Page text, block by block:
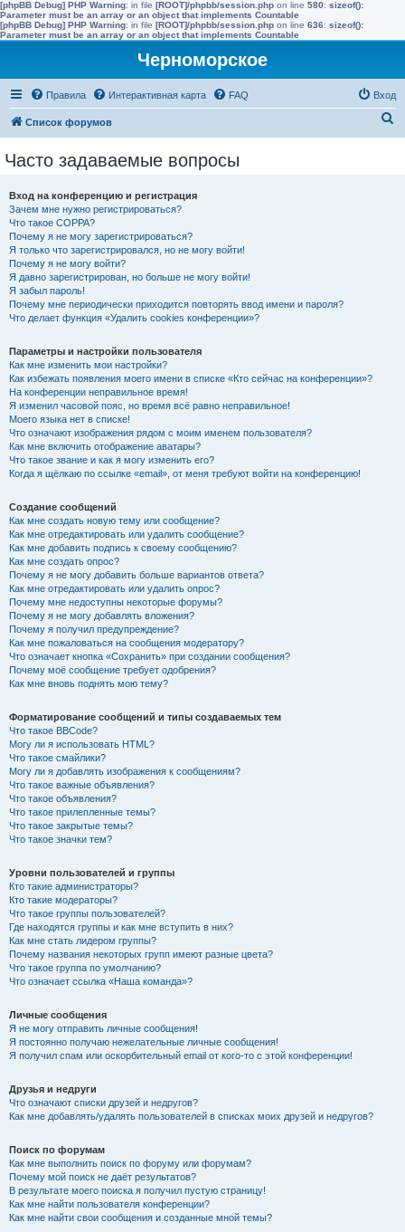
[phpBB Debug] PHP Warning: in file [ROOT]/phpbb/session.php on line 580: sizeof():
Parameter must be an array or an object that implements Countable
[phpBB Debug] PHP Warning: in file [ROOT]/phpbb/session.php on line 636: sizeof():
Parameter must be an array or an object that implements Countable
Черноморское
Правила Интерактивная карта FAQ Вход
Список форумов
Часто задаваемые вопросы
Вход на конференцию и регистрация
Зачем мне нужно регистрироваться?
Что такое COPPA?
Почему я не могу зарегистрироваться?
Я только что зарегистрировался, но не могу войти!
Почему я не могу войти?
Я давно зарегистрирован, но больше не могу войти!
Я забыл пароль!
Почему мне периодически приходится повторять ввод имени и пароля?
Что делает функция «Удалить cookies конференции»?
Параметры и настройки пользователя
Как мне изменить мои настройки?
Как избежать появления моего имени в списке «Кто сейчас на конференции»?
На конференции неправильное время!
Я изменил часовой пояс, но время всё равно неправильное!
Моего языка нет в списке!
Что означают изображения рядом с моим именем пользователя?
Как мне включить отображение аватары?
Что такое звание и как я могу изменить его?
Когда я щёлкаю по ссылке «email», от меня требуют войти на конференцию!
Создание сообщений
Как мне создать новую тему или сообщение?
Как мне отредактировать или удалить сообщение?
Как мне добавить подпись к своему сообщению?
Как мне создать опрос?
Почему я не могу добавить больше вариантов ответа?
Как мне отредактировать или удалить опрос?
Почему мне недоступны некоторые форумы?
Почему я не могу добавлять вложения?
Почему я получил предупреждение?
Как мне пожаловаться на сообщения модератору?
Что означает кнопка «Сохранить» при создании сообщения?
Почему моё сообщение требует одобрения?
Как мне вновь поднять мою тему?
Форматирование сообщений и типы создаваемых тем
Что такое BBCode?
Могу ли я использовать HTML?
Что такое смайлики?
Могу ли я добавлять изображения к сообщениям?
Что такое важные объявления?
Что такое объявления?
Что такое прилепленные темы?
Что такое закрытые темы?
Что такое значки тем?
Уровни пользователей и группы
Кто такие администраторы?
Кто такие модераторы?
Что такое группы пользователей?
Где находятся группы и как мне вступить в них?
Как мне стать лидером группы?
Почему названия некоторых групп имеют разные цвета?
Что такое группа по умолчанию?
Что означает ссылка «Наша команда»?
Личные сообщения
Я не могу отправить личные сообщения!
Я постоянно получаю нежелательные личные сообщения!
Я получил спам или оскорбительный email от кого-то с этой конференции!
Друзья и недруги
Что означают списки друзей и недругов?
Как мне добавлять/удалять пользователей в списках моих друзей и недругов?
Поиск по форумам
Как мне выполнить поиск по форуму или форумам?
Почему мой поиск не даёт результатов?
В результате моего поиска я получил пустую страницу!
Как мне найти пользователя конференции?
Как мне найти свои сообщения и созданные мной темы?